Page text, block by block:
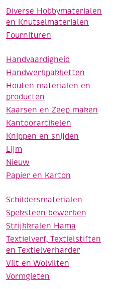
Diverse Hobbymaterialen
en Knutselmaterialen
Fournituren
Handvaardigheid
Handwerkpakketten
Houten materialen en
producten
Kaarsen en Zeep maken
Kantoorartikelen
Knippen en snijden
Lijm
Nieuw
Papier en Karton
Schildersmaterialen
Speksteen bewerken
Strijkkralen Hama
Textielverf, Textielstiften
en Textielverharder
Vilt en Wolvilten
Vormgieten